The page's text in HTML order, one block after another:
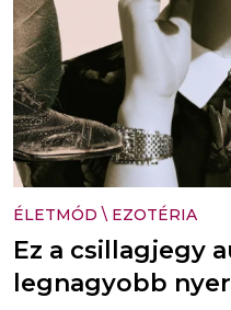
ÉLETMÓD \ EZOTÉRIA
Ez a csillagjegy
legnagyobb